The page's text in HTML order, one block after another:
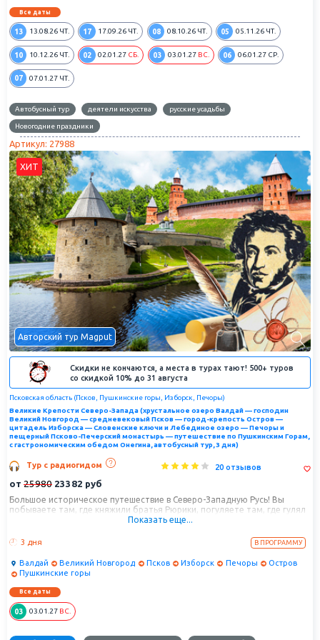
Все даты
13 13.08.26 ЧТ. 17 17.09.26 ЧТ. 08 08.10.26 ЧТ. 05 05.11.26 ЧТ.
10 10.12.26 ЧТ. 02 02.01.27 СБ. 03 03.01.27 ВС. 06 06.01.27 СР.
07 07.01.27 ЧТ.
Автобусный тур деятели искусства русские усадьбы
Новогодние праздники
Артикул: 27988
Авторский тур Magput
ХИТ
Скидки не кончаются, а места в турах тают! 500+ туров
со скидкой 10% до 31 августа
Псковская область (Псков, Пушкинские горы, Изборск, Печоры)
Великие Крепости Северо-Запада (хрустальное озеро Валдай — господин
Великий Новгород — средневековый Псков — город-крепость Остров —
цитадель Изборска — Словенские ключи и Лебединое озеро — Печоры и
пещерный Псково-Печерский монастырь — путешествие по Пушкинским Горам,
с гастрономическим обедом Онегина, автобусный тур, 3 дня)
Тур с радиогидом 20 отзывов
от 25980 23382 руб
Большое историческое путешествие в Северо-Западную Русь! Вы
побываете там, где княжили братья Рюрики, погуляете там, где гулял
Садко купец-богатый гость и гудел вечевой колокол в Великом
Пушкиногорье. Нас очарует мощь непобедимых и живописных русских
цитаделей – Псковского Крома и Изборской крепости, красота
легендарных Словенских ключей и лебединого озера с семьями
дивных лебедей и роскошными панорамами природной жемчужины -
Изборско-Мальской долины. Посетим заповедное Михайловское, где
Пушкин встретит Анну Керн и посвятит ей бессмертные строки "Я
помню чудное мновенье...", окунемся в красоту усадебной жизни
Пушкинских гор с гастрономическим обедом Онегина, отведаем
блюда гурманов начала XIX века. Заедем в необыкновенные Печоры,
Показать еще...
3 дня В ПРОГРАММУ
Валдай Великий Новгород Псков Изборск Печоры
Остров
Пушкинские горы
Все даты
03 03.01.27 ВС.